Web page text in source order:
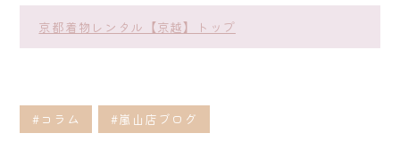
京都着物レンタル【京越】トップ
#コラム #嵐山店ブログ